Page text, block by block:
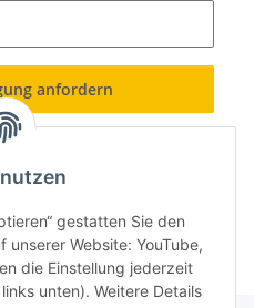
gestatten Sie den
unserer Website: YouTube,
die Einstellung jederzeit
unten). Weitere Details
anfordern